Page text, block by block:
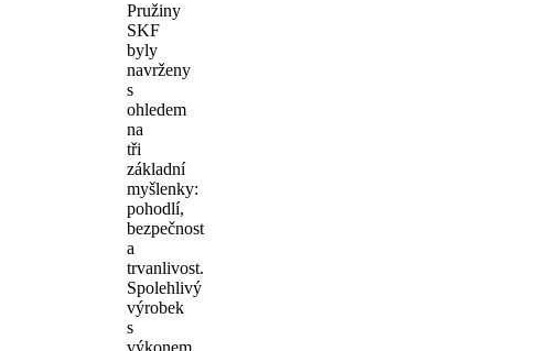
Pružiny
SKF
byly
navrženy
s
ohledem
na
tři
základní
myšlenky:
pohodlí,
bezpečnost
a
trvanlivost.
Spolehlivý
výrobek
s
výkonem